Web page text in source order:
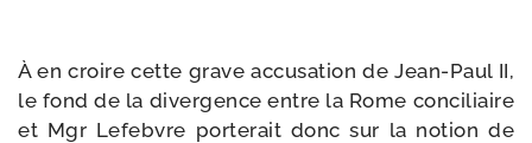
À en croire cette grave accu­sa­tion de Jean-​Paul II,
le fond de la diver­gence entre la Rome conci­liaire
et Mgr Lefebvre por­te­rait donc sur la notion de